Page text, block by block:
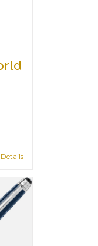
Details